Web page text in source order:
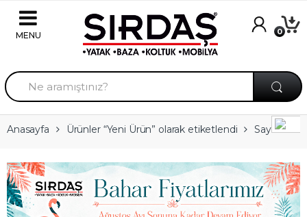
Skip to navigation
Skip to content
A
r
a
m
a
Anasayfa Ürünler “Yeni Ürün” olarak etiketlendi Sayfa 4
0